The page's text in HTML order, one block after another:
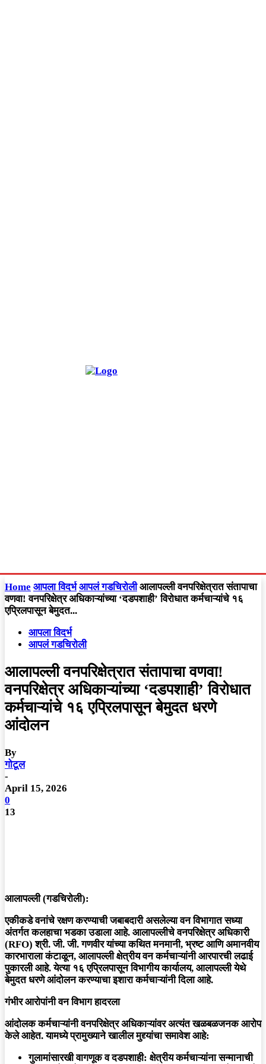
Home आपला विदर्भ आपलं गडचिरोली आलापल्ली वनपरिक्षेत्रात संतापाचा
वणवा! वनपरिक्षेत्र अधिकाऱ्यांच्या ‘दडपशाही’ विरोधात कर्मचाऱ्यांचे १६
एप्रिलपासून बेमुदत...
आपला विदर्भ
आपलं गडचिरोली
आलापल्ली वनपरिक्षेत्रात संतापाचा वणवा!
वनपरिक्षेत्र अधिकाऱ्यांच्या ‘दडपशाही’ विरोधात
कर्मचाऱ्यांचे १६ एप्रिलपासून बेमुदत धरणे
आंदोलन
By
गोटूल
-
April 15, 2026
0
13
आलापल्ली (गडचिरोली):
एकीकडे वनांचे रक्षण करण्याची जबाबदारी असलेल्या वन विभागात सध्या
अंतर्गत कलहाचा भडका उडाला आहे. आलापल्लीचे वनपरिक्षेत्र अधिकारी
(RFO)श्री. जी. जी. गणवीरयांच्या कथित मनमानी, भ्रष्ट आणि अमानवीय
कारभाराला कंटाळून, आलापल्ली क्षेत्रीय वन कर्मचाऱ्यांनी आरपारची लढाई
पुकारली आहे. येत्या १६ एप्रिलपासूनविभागीय कार्यालय, आलापल्ली येथे
बेमुदत धरणे आंदोलनकरण्याचा इशारा कर्मचाऱ्यांनी दिला आहे.
गंभीर आरोपांनी वन विभाग हादरला
आंदोलक कर्मचाऱ्यांनी वनपरिक्षेत्र अधिकाऱ्यांवर अत्यंत खळबळजनक आरोप
केले आहेत. यामध्ये प्रामुख्याने खालील मुद्द्यांचा समावेश आहे:
गुलामांसारखी वागणूक व दडपशाही: क्षेत्रीय कर्मचाऱ्यांना सन्मानाची